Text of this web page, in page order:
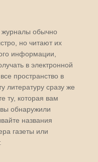
журналы обычно
но читают их
информации,
в электронной
пространство в
литературу сразу же
ту, которая вам
обнаружили
названия
газеты или